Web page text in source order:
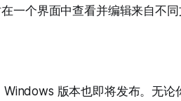
一个界面中查看并编辑来自不同
Windows 版本也即将发布。无